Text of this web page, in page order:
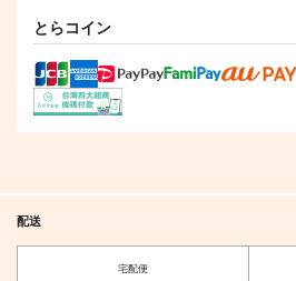
とらコイン
配送
宅配便